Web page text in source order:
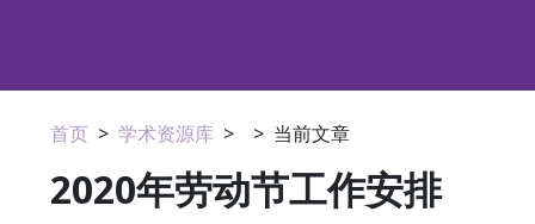
首页 > 学术资源库 > > 当前文章
2020年劳动节工作安排